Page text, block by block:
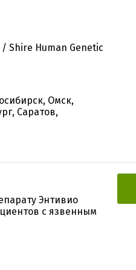
Shire Human Genetic
Омск,
Саратов,
Энтивио
с язвенным